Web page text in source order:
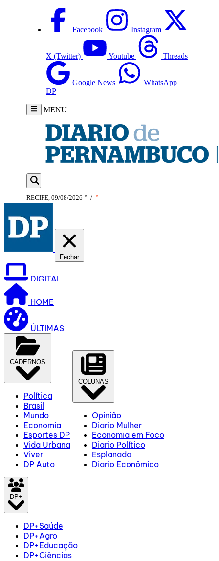
Facebook Instagram
X (Twitter) Youtube Threads
Google News
WhatsApp
DP
MENU
RECIFE, 09/08/2026 ° / °
Fechar
DIGITAL
HOME
ÚLTIMAS
CADERNOS
Política
Brasil
Mundo
Economia
Esportes DP
Vida Urbana
Viver
DP Auto
COLUNAS
Opinião
Diario Mulher
Economia em Foco
Diario Político
Esplanada
Diario Econômico
DP+
DP+Saúde
DP+Agro
DP+Educação
DP+Ciências